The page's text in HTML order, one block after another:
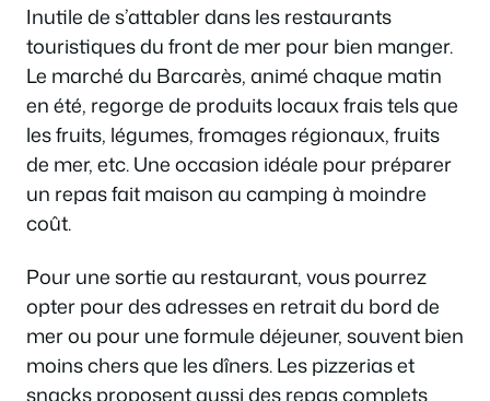
Inutile de s’attabler dans les restaurants
touristiques du front de mer pour bien manger.
Le marché du Barcarès, animé chaque matin
en été, regorge de produits locaux frais tels que
les fruits, légumes, fromages régionaux, fruits
de mer, etc. Une occasion idéale pour préparer
un repas fait maison au camping à moindre
coût.
Pour une sortie au restaurant, vous pourrez
opter pour des adresses en retrait du bord de
mer ou pour une formule déjeuner, souvent bien
moins chers que les dîners. Les pizzerias et
snacks proposent aussi des repas complets